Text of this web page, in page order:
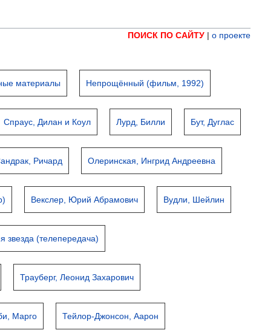
ПОИСК ПО САЙТУ | о проекте
материалы Непрощённый (фильм, 1992)
Спраус, Дилан и Коул Лурд, Билли Бут, Дуглас
Ричард Олеринская, Ингрид Андреевна
Векслер, Юрий Абрамович Вудли, Шейлин
звезда (телепередача)
Трауберг, Леонид Захарович
Марго Тейлор-Джонсон, Аарон